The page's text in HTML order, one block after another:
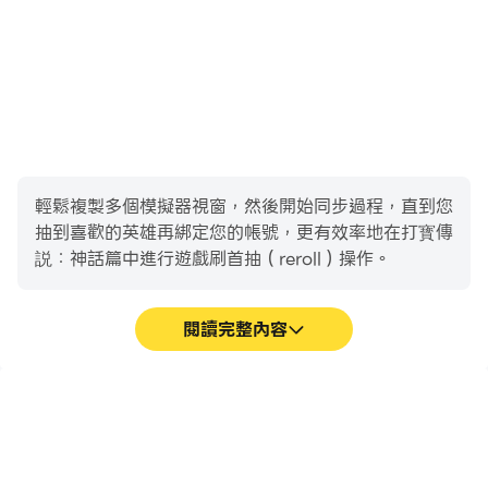
輕鬆複製多個模擬器視窗，然後開始同步過程，直到您
抽到喜歡的英雄再綁定您的帳號，更有效率地在打寳傳
説：神話篇中進行遊戲刷首抽（reroll）操作。
閱讀完整內容